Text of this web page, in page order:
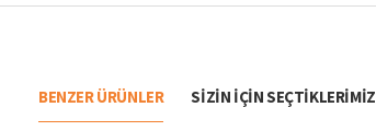
BENZER ÜRÜNLER SIZIN IÇIN SEÇTIKLERIMIZ